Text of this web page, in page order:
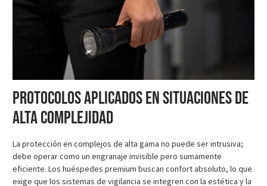
Protocolos aplicados en situaciones de
alta complejidad
La protección en complejos de alta gama no puede ser intrusiva;
debe operar como un engranaje invisible pero sumamente
eficiente. Los huéspedes premium buscan confort absoluto, lo que
exige que los sistemas de vigilancia se integren con la estética y la